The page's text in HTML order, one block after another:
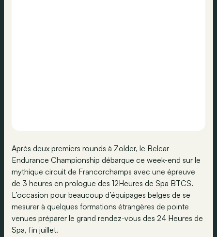
Après deux premiers rounds à Zolder, le Belcar
Endurance Championship débarque ce week-end sur le
mythique circuit de Francorchamps avec une épreuve
de 3 heures en prologue des 12Heures de Spa BTCS.
L’occasion pour beaucoup d’équipages belges de se
mesurer à quelques formations étrangères de pointe
venues préparer le grand rendez-vous des 24 Heures de
Spa, fin juillet.